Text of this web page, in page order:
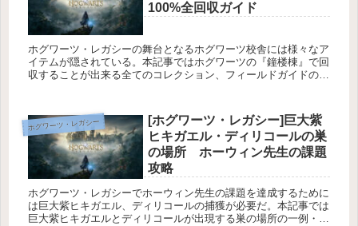
100%全回収ガイド
ホグワーツ・レガシーの舞台となるホグワーツ校舎には様々なア
イテムが隠されている。本記事ではホグワーツの『鐘楼棟』で回
収することが出来る全てのコレクション、フィールドガイドのペ
ホグワーツ・レガシー
[ホグワーツ・レガシー]巨大紫
ヒキガエル・ディリコールの巣
の場所 ホーウィン先生の課題
攻略
ホグワーツ・レガシーでホーウィン先生の課題を達成するために
は巨大紫ヒキガエル、ディリコールの捕獲が必要だ。本記事では
巨大紫ヒキガエルとディリコールが出現する巣の場所の一例・ホ